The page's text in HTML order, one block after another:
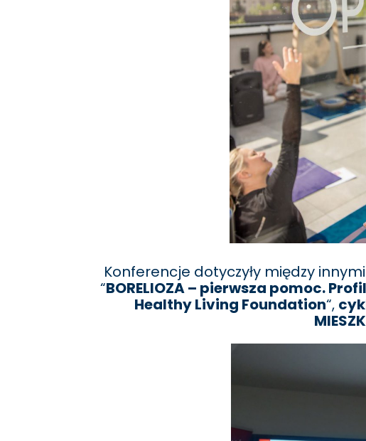
Konferencje dotyczyły między innymi
“BORELIOZA – pierwsza pomoc.
Healthy Living Foundation“,